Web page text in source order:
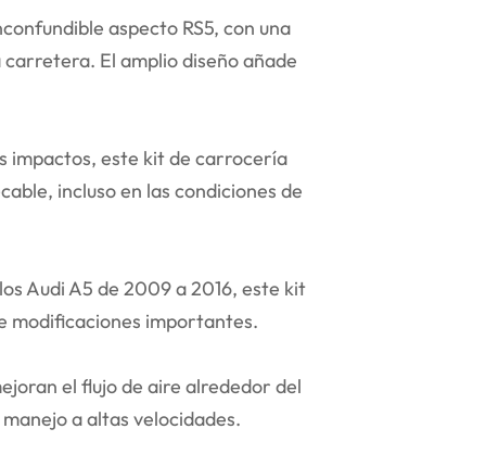
aspecto RS5, con una
El amplio diseño añade
impactos, este kit de carrocería
incluso en las condiciones de
Audi A5 de 2009 a 2016, este kit
modificaciones importantes.
el flujo de aire alrededor del
a altas velocidades.